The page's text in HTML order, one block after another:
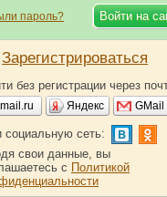
пароль?
Зарегистрироваться
без регистрации через
mail.ru Яндекс GMail
социальную сеть:
свои данные, вы
с Политикой